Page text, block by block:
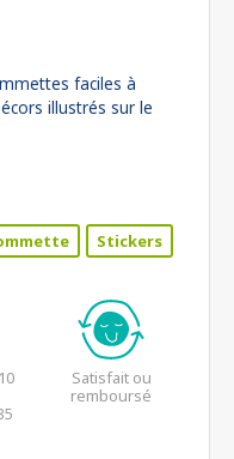
faciles à
illustrés sur le
Stickers
Satisfait ou
remboursé